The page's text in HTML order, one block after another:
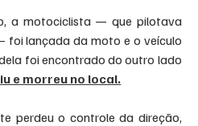
a motociclista — que pilotava
foi lançada da moto e o veículo
foi encontrado do outro lado
e morreu no local.
perdeu o controle da direção,